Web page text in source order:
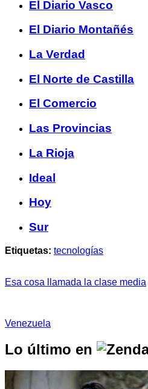
El Diario Vasco
El Diario Montañés
La Verdad
El Norte de Castilla
El Comercio
Las Provincias
La Rioja
Ideal
Hoy
Sur
Etiquetas: tecnologías
Esa cosa llamada la clase media
Venezuela
Lo último en